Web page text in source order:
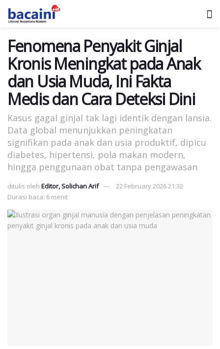
Fenomena Penyakit Ginjal
Kronis Meningkat pada Anak
dan Usia Muda, Ini Fakta
Medis dan Cara Deteksi Dini
Kasus gagal ginjal tak lagi identik dengan lansia.
Data global menunjukkan peningkatan
signifikan pada anak dan usia produktif, dipicu
diabetes, hipertensi, pola makan modern,
hingga penggunaan obat tanpa pengawasan
ditulis oleh Editor, Solichan Arif
22 February 2026 21:32
Durasi baca: 6 menit